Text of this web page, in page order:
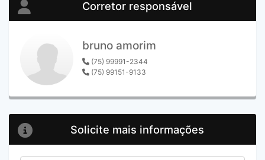
Corretor responsável
bruno amorim
(75) 99991-2344
(75) 99151-9133
Solicite mais informações